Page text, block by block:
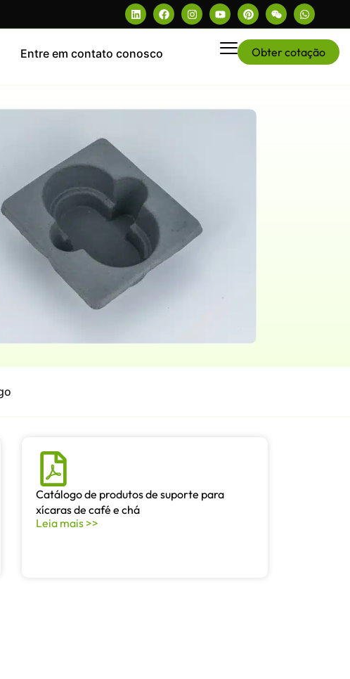
Entre em contato conosco Obter cotação
Catálogo de produtos de suporte para
xícaras de café e chá
Leia mais >>